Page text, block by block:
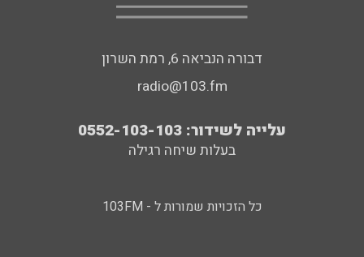
דבורה הנביאה 6, רמת השרון
radio@103.fm
עלייה לשידור: 0552-103-103
בעלות שיחה רגילה
כל הזכויות שמורות ל - 103FM